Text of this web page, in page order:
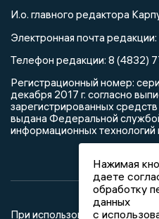
И.о. главного редактора
Электронная почта редакции:
Телефон редакции: 8 (4832)
Регистрационный номер:
декабря 2017 г. согласно
зарегистрированных
выдана Федеральной
информационных
При использовании любого
Нажимая
даете
обработку
данных
с